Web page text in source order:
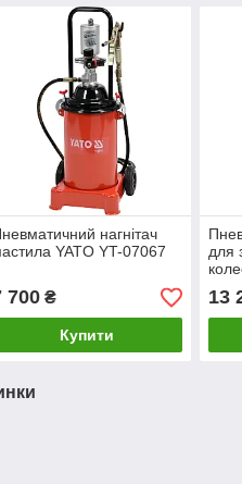
нагнітач
YATO YT-07067
700₴
Купити
для
13